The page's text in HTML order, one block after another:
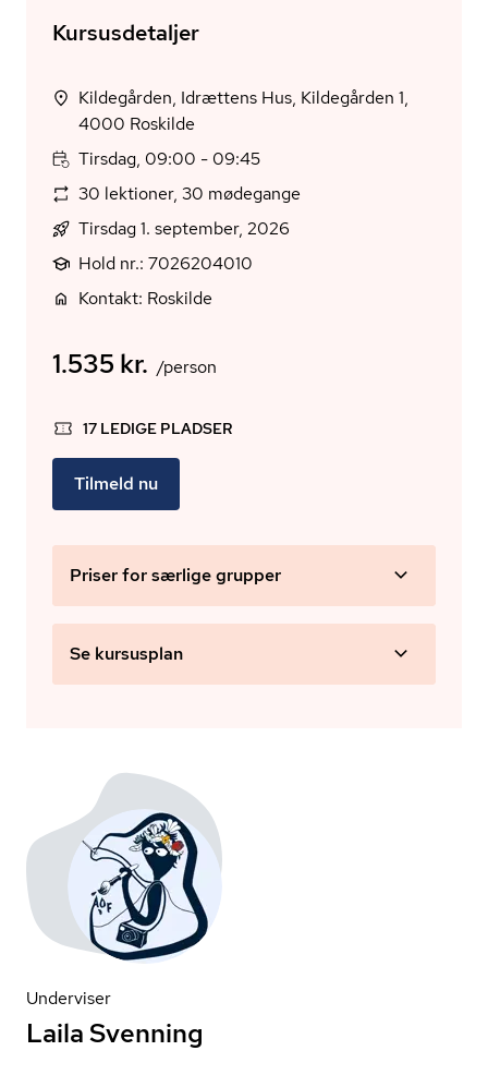
Kursusdetaljer
Kildegården, Idrættens Hus, Kildegården 1,
4000 Roskilde
Tirsdag, 09:00 - 09:45
30 lektioner, 30 mødegange
Tirsdag 1. september, 2026
Hold nr.: 7026204010
Kontakt: Roskilde
1.535 kr. /person
17 LEDIGE PLADSER
Tilmeld nu
Priser for særlige grupper
Se kursusplan
Underviser
Laila Svenning